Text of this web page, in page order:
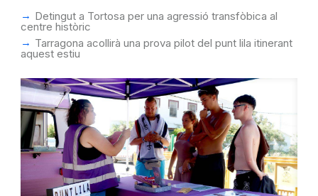
Detingut a Tortosa per una agressió transfòbica al
centre històric
Tarragona acollirà una prova pilot del punt lila itinerant
aquest estiu